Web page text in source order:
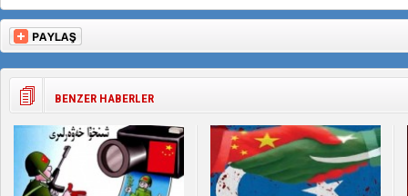
BENZER HABERLER